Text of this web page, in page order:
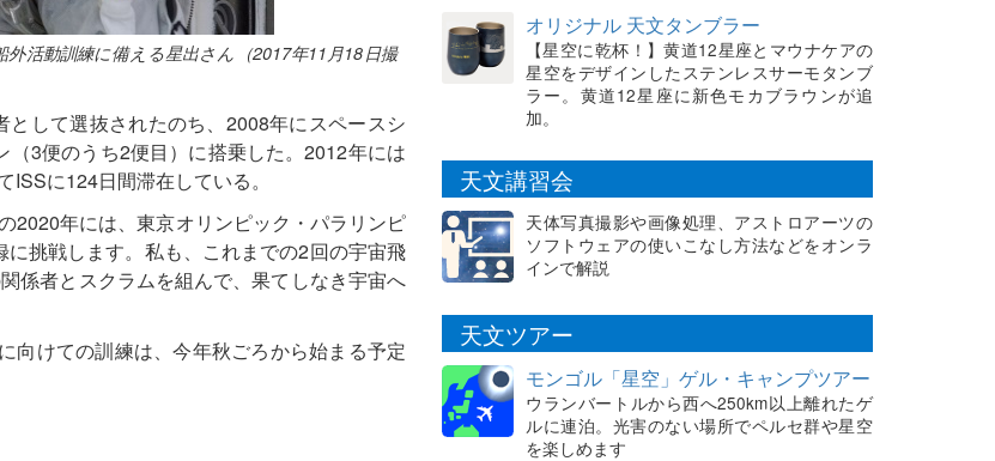
活動訓練に備える星出さん（2017年11月18日撮
して選抜されたのち、2008年にスペースシ
3便のうち2便目）に搭乗した。2012年には
に124日間滞在している。
2020年には、東京オリンピック・パラリンピ
挑戦します。私も、これまでの2回の宇宙飛
係者とスクラムを組んで、果てしなき宇宙へ
向けての訓練は、今年秋ごろから始まる予定
オリジナル 天文タンブラー
【星空に乾杯！】黄道12星座とマウナケアの
星空をデザインしたステンレスサーモタンブ
ラー。黄道12星座に新色モカブラウンが追
加。
天文講習会
天体写真撮影や画像処理、アストロアーツの
ソフトウェアの使いこなし方法などをオンラ
インで解説
天文ツアー
モンゴル「星空」ゲル・キャンプツアー
ウランバートルから西へ250km以上離れたゲ
ルに連泊。光害のない場所でペルセ群や星空
を楽しめます